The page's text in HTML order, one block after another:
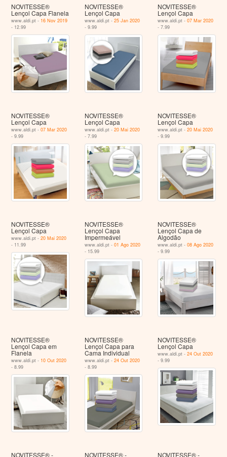
NOVITESSE®
Lençol Capa Flanela
www.aldi.pt - 16 Nov 2019
- 12.99
NOVITESSE®
Lençol Capa
www.aldi.pt - 25 Jan 2020
- 9.99
NOVITESSE®
Lençol Capa
www.aldi.pt -07 Mar 2020
- 7.99
NOVITESSE®
Lençol Capa
www.aldi.pt -07 Mar 2020
- 9.99
NOVITESSE®
Lençol Capa
www.aldi.pt - 20 Mai 2020
- 7.99
NOVITESSE®
Lençol Capa
www.aldi.pt -20 Mai 2020
- 9.99
NOVITESSE®
Lençol Capa
www.aldi.pt -20 Mai 2020
- 11.99
NOVITESSE®
Lençol Capa
Impermeável
www.aldi.pt - 01 Ago 2020
- 15.99
NOVITESSE®
Lençol Capa de
Algodão
www.aldi.pt -08 Ago 2020
- 9.99
NOVITESSE®
Lençol Capa em
Flanela
www.aldi.pt - 10 Out 2020
- 8.99
NOVITESSE®
Lençol Capa para
Cama Individual
www.aldi.pt - 24 Out 2020
- 8.99
NOVITESSE®
Lençol Capa
www.aldi.pt -24 Out 2020
- 9.99
NOVITESSE® - NOVITESSE® - NOVITESSE® -